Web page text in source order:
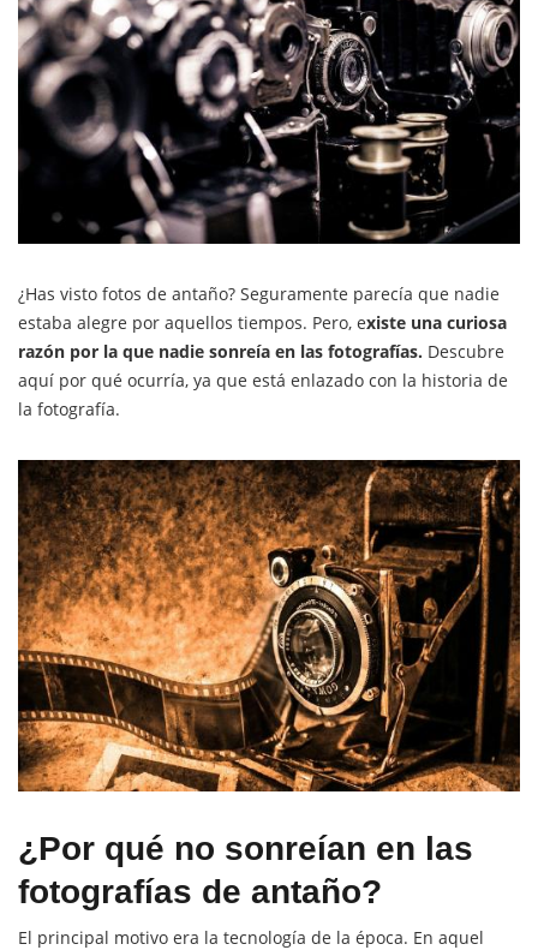
¿Has visto fotos de antaño? Seguramente parecía que nadie
estaba alegre por aquellos tiempos. Pero, existe una curiosa
razón por la que nadie sonreía en las fotografías. Descubre
aquí por qué ocurría, ya que está enlazado con la historia de
la fotografía.
¿Por qué no sonreían en las
fotografías de antaño?
El principal motivo era la tecnología de la época. En aquel